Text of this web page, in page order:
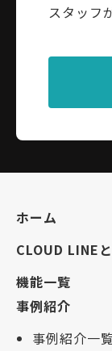
スタッフ
ホーム
CLOUD LINE
機能一覧
事例紹介
事例紹介一